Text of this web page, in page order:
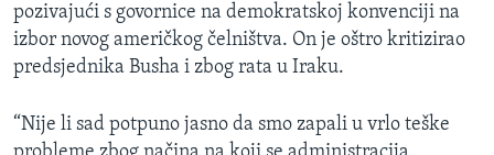
pozivajući s govornice na demokratskoj konvenciji na
izbor novog američkog čelništva. On je oštro kritizirao
predsjednika Busha i zbog rata u Iraku.
“Nije li sad potpuno jasno da smo zapali u vrlo teške